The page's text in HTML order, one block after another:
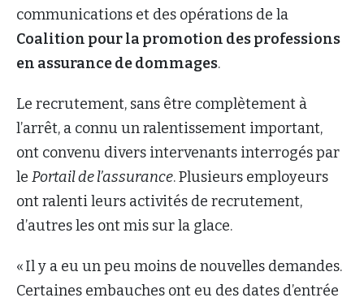
communications et des opérations de la
Coalition pour la promotion des professions
en assurance de dommages.
Le recrutement, sans être complètement à
l’arrêt, a connu un ralentissement important,
ont convenu divers intervenants interrogés par
le Portail de l’assurance. Plusieurs employeurs
ont ralenti leurs activités de recrutement,
d’autres les ont mis sur la glace.
« Il y a eu un peu moins de nouvelles demandes.
Certaines embauches ont eu des dates d’entrée